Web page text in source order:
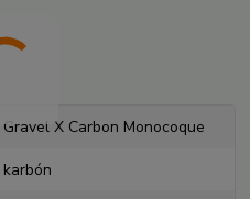
Gravel X Carbon Monocoque
karbón